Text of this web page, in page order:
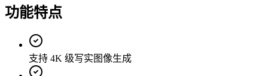
功能特点
支持 4K 级写实图像生成